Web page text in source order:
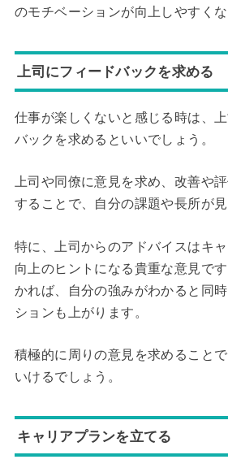
のモチベーションが向上しやすくな
上司にフィードバックを求める
仕事が楽しくないと感じる時は、
バックを求めるといいでしょう。
上司や同僚に意見を求め、改善や
することで、自分の課題や長所が見
特に、上司からのアドバイスはキ
向上のヒントになる貴重な意見で
かれば、自分の強みがわかると同
ションも上がります。
積極的に周りの意見を求めること
いけるでしょう。
キャリアプランを立てる